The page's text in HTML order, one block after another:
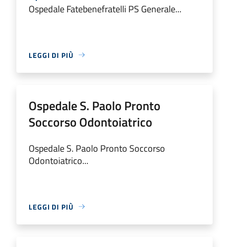
Ospedale Fatebenefratelli PS Generale...
LEGGI DI PIÙ
Ospedale S. Paolo Pronto
Soccorso Odontoiatrico
Ospedale S. Paolo Pronto Soccorso
Odontoiatrico...
LEGGI DI PIÙ